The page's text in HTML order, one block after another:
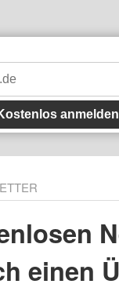
anmelden
einen